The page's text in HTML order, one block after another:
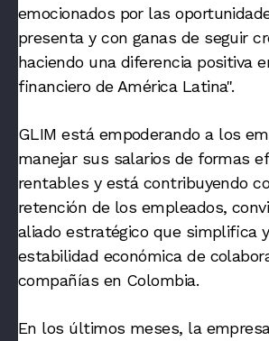
emocionados por las
presenta y con ganas de seguir
haciendo una diferencia positiva
financiero de América Latina".
GLIM está empoderando a los
manejar sus salarios de formas
rentables y está contribuyendo
retención de los empleados,
aliado estratégico que simplifica
estabilidad económica de
compañías en Colombia.
En los últimos meses, la